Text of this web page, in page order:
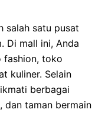
salah satu pusat
Di mall ini, Anda
fashion, toko
kuliner. Selain
berbagai
dan taman bermain